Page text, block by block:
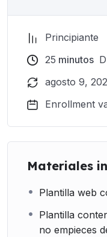
Principiante
25 minutos
agosto 9,
Enrollment
Materiales
Plantilla web
Plantilla
no empieces